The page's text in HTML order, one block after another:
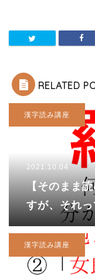
RELATED
漢字読み講座
2021.10.04
【そのまま
すが、それ
み方は分か
漢字読み講座